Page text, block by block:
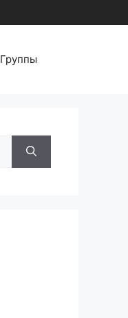
Группы